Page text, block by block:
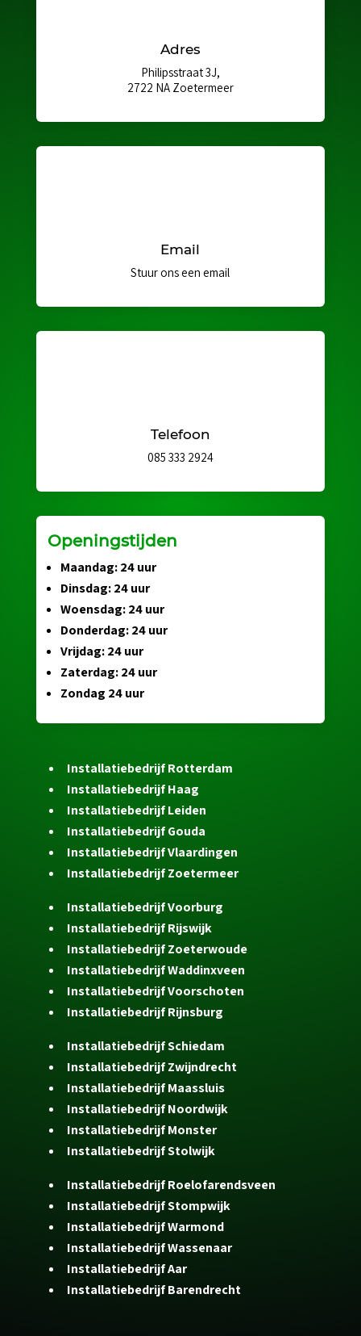
Adres
Philipsstraat 3J,
2722 NA Zoetermeer
Email
Stuur ons een email
Telefoon
085 333 2924
Openingstijden
Maandag: 24 uur
Dinsdag: 24 uur
Woensdag: 24 uur
Donderdag: 24 uur
Vrijdag: 24 uur
Zaterdag: 24 uur
Zondag 24 uur
Installatiebedrijf Rotterdam
Installatiebedrijf Haag
Installatiebedrijf Leiden
Installatiebedrijf Gouda
Installatiebedrijf Vlaardingen
Installatiebedrijf Zoetermeer
Installatiebedrijf Voorburg
Installatiebedrijf Rijswijk
Installatiebedrijf Zoeterwoude
Installatiebedrijf Waddinxveen
Installatiebedrijf Voorschoten
Installatiebedrijf Rijnsburg
Installatiebedrijf Schiedam
Installatiebedrijf Zwijndrecht
Installatiebedrijf Maassluis
Installatiebedrijf Noordwijk
Installatiebedrijf Monster
Installatiebedrijf Stolwijk
Installatiebedrijf Roelofarendsveen
Installatiebedrijf Stompwijk
Installatiebedrijf Warmond
Installatiebedrijf Wassenaar
Installatiebedrijf Aar
Installatiebedrijf Barendrecht